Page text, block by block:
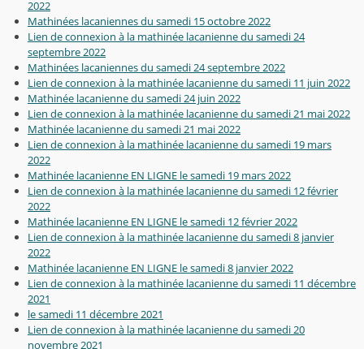
2022
Mathinées lacaniennes du samedi 15 octobre 2022
Lien de connexion à la mathinée lacanienne du samedi 24
septembre 2022
Mathinées lacaniennes du samedi 24 septembre 2022
Lien de connexion à la mathinée lacanienne du samedi 11 juin 2022
Mathinée lacanienne du samedi 24 juin 2022
Lien de connexion à la mathinée lacanienne du samedi 21 mai 2022
Mathinée lacanienne du samedi 21 mai 2022
Lien de connexion à la mathinée lacanienne du samedi 19 mars
2022
Mathinée lacanienne EN LIGNE le samedi 19 mars 2022
Lien de connexion à la mathinée lacanienne du samedi 12 février
2022
Mathinée lacanienne EN LIGNE le samedi 12 février 2022
Lien de connexion à la mathinée lacanienne du samedi 8 janvier
2022
Mathinée lacanienne EN LIGNE le samedi 8 janvier 2022
Lien de connexion à la mathinée lacanienne du samedi 11 décembre
2021
le samedi 11 décembre 2021
Lien de connexion à la mathinée lacanienne du samedi 20
novembre 2021